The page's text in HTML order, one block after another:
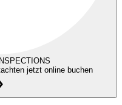
jetzt online buchen